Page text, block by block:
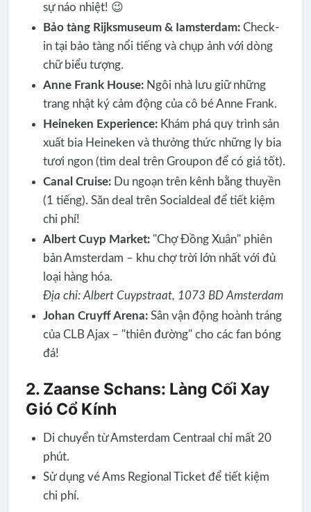
sự náo nhiệt! 😉
Bảo tàng Rijksmuseum & Iamsterdam:Check-
in tại bảo tàng nổi tiếng và chụp ảnh với dòng
chữ biểu tượng.
Anne Frank House:Ngôi nhà lưu giữ những
trang nhật ký cảm động của cô bé Anne Frank.
Heineken Experience:Khám phá quy trình sản
xuất bia Heineken và thưởng thức những ly bia
tươi ngon (tìm deal trên Groupon để có giá tốt).
Canal Cruise:Du ngoạn trên kênh bằng thuyền
(1 tiếng). Săn deal trên Socialdeal để tiết kiệm
chi phí!
Albert Cuyp Market:"Chợ Đồng Xuân" phiên
bản Amsterdam – khu chợ trời lớn nhất với đủ
loại hàng hóa.
Địa chỉ: Albert Cuypstraat, 1073 BD Amsterdam
Johan Cruyff Arena:Sân vận động hoành tráng
của CLB Ajax – "thiên đường" cho các fan bóng
đá!
2. Zaanse Schans: Làng Cối Xay
Gió Cổ Kính
Di chuyển từ Amsterdam Centraal chỉ mất 20
phút.
Sử dụng vé Ams Regional Ticket để tiết kiệm
chi phí.